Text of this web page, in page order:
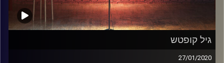
גיל קופטש
27/01/2020